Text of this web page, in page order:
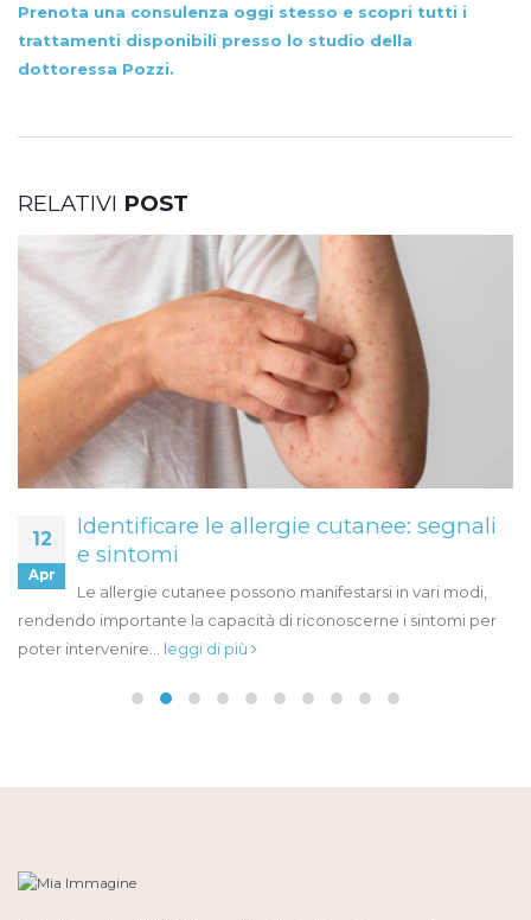
Prenota una consulenza oggi stesso e scopri tutti i
trattamenti disponibili presso lo studio della
dottoressa Pozzi.
RELATIVI POST
12
Apr
Identificare le allergie cutanee: segnali
e sintomi
Le allergie cutanee possono manifestarsi in vari modi,
rendendo importante la capacità di riconoscerne i sintomi per
poter intervenire... leggi di più